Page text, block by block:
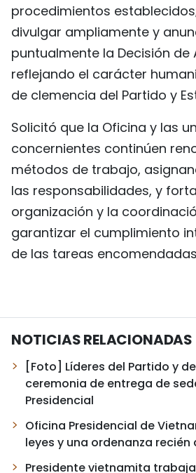
procedimientos
divulgar ampliamente y
puntualmente la Decisión de
reflejando el carácter
de clemencia del Partido y
Solicitó que la Oficina y las
concernientes continúen
métodos de trabajo,
las responsabilidades, y
organización y la
garantizar el cumplimiento
de las tareas
NOTICIAS RELACIONADAS
[Foto] Líderes del Partido y
ceremonia de entrega de
Presidencial
Oficina Presidencial de
leyes y una ordenanza
Presidente vietnamita